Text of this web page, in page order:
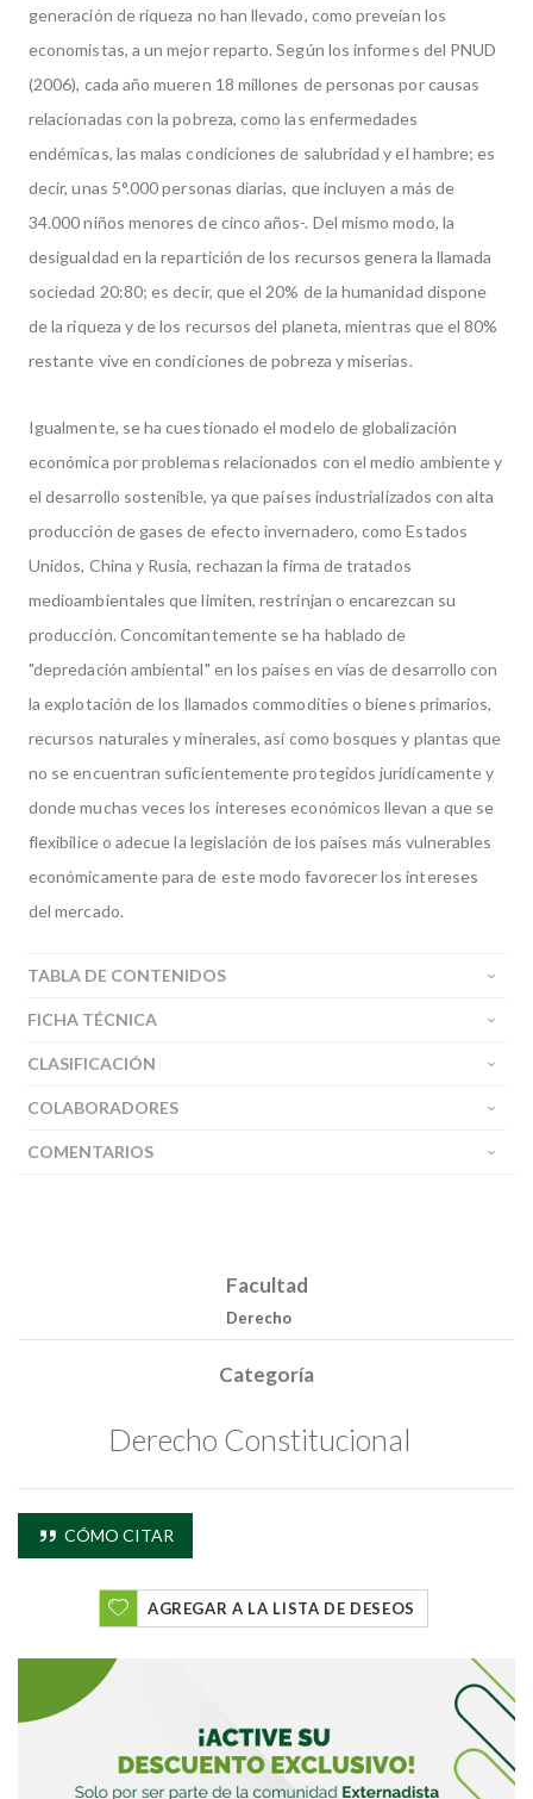
Buscar
generación de riqueza no han llevado, como preveían los
economistas, a un mejor reparto. Según los informes del PNUD
(2006), cada año mueren 18 millones de personas por causas
relacionadas con la pobreza, como las enfermedades
endémicas, las malas condiciones de salubridad y el hambre; es
decir, unas 5°.000 personas diarias, que incluyen a más de
34.000 niños menores de cinco años-. Del mismo modo, la
desigualdad en la repartición de los recursos genera la llamada
sociedad 20:80; es decir, que el 20% de la humanidad dispone
de la riqueza y de los recursos del planeta, mientras que el 80%
restante vive en condiciones de pobreza y miserias.
Igualmente, se ha cuestionado el modelo de globalización
económica por problemas relacionados con el medio ambiente y
el desarrollo sostenible, ya que países industrializados con alta
producción de gases de efecto invernadero, como Estados
Unidos, China y Rusia, rechazan la firma de tratados
medioambientales que limiten, restrinjan o encarezcan su
producción. Concomitantemente se ha hablado de
"depredación ambiental" en los países en vías de desarrollo con
la explotación de los llamados commodities o bienes primarios,
recursos naturales y minerales, así como bosques y plantas que
no se encuentran suficientemente protegidos jurídicamente y
donde muchas veces los intereses económicos llevan a que se
flexibilice o adecue la legislación de los países más vulnerables
económicamente para de este modo favorecer los intereses
del mercado.
TABLA DE CONTENIDOS
FICHA TÉCNICA
CLASIFICACIÓN
COLABORADORES
COMENTARIOS
Facultad
Derecho
Categoría
Derecho Constitucional
CÓMO CITAR
AGREGAR A LA LISTA DE DESEOS